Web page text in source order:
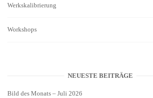
Werkskalibrierung
Workshops
NEUESTE BEITRÄGE
Bild des Monats – Juli 2026